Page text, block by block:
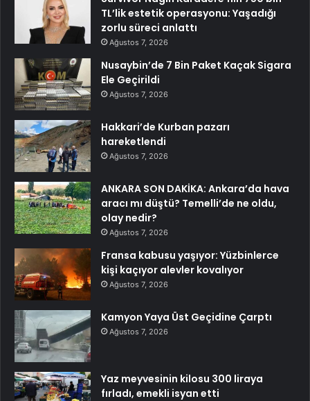
TL’lik estetik operasyonu: Yaşadığı
zorlu süreci anlattı
Ağustos 7, 2026
Nusaybin’de 7 Bin Paket Kaçak Sigara
Ele Geçirildi
Ağustos 7, 2026
Hakkari’de Kurban pazarı
hareketlendi
Ağustos 7, 2026
ANKARA SON DAKİKA: Ankara’da hava
aracı mı düştü? Temelli’de ne oldu,
olay nedir?
Ağustos 7, 2026
Fransa kabusu yaşıyor: Yüzbinlerce
kişi kaçıyor alevler kovalıyor
Ağustos 7, 2026
Kamyon Yaya Üst Geçidine Çarptı
Ağustos 7, 2026
Yaz meyvesinin kilosu 300 liraya
fırladı, emekli isyan etti